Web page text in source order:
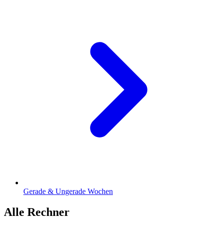
Gerade & Ungerade Wochen
Alle Rechner